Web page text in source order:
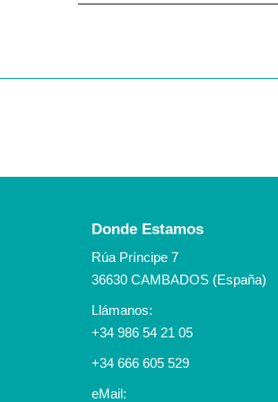
Donde Estamos
Rúa Príncipe 7
36630 CAMBADOS (España)
Llámanos:
+34 986 54 21 05
+34 666 605 529
eMail: